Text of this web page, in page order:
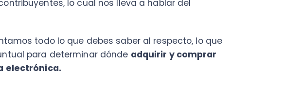
para determinar dóndeadquirir y comprar